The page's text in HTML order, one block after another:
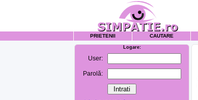
PRIETENII CAUTARE
Logare:
User:
Parolă: